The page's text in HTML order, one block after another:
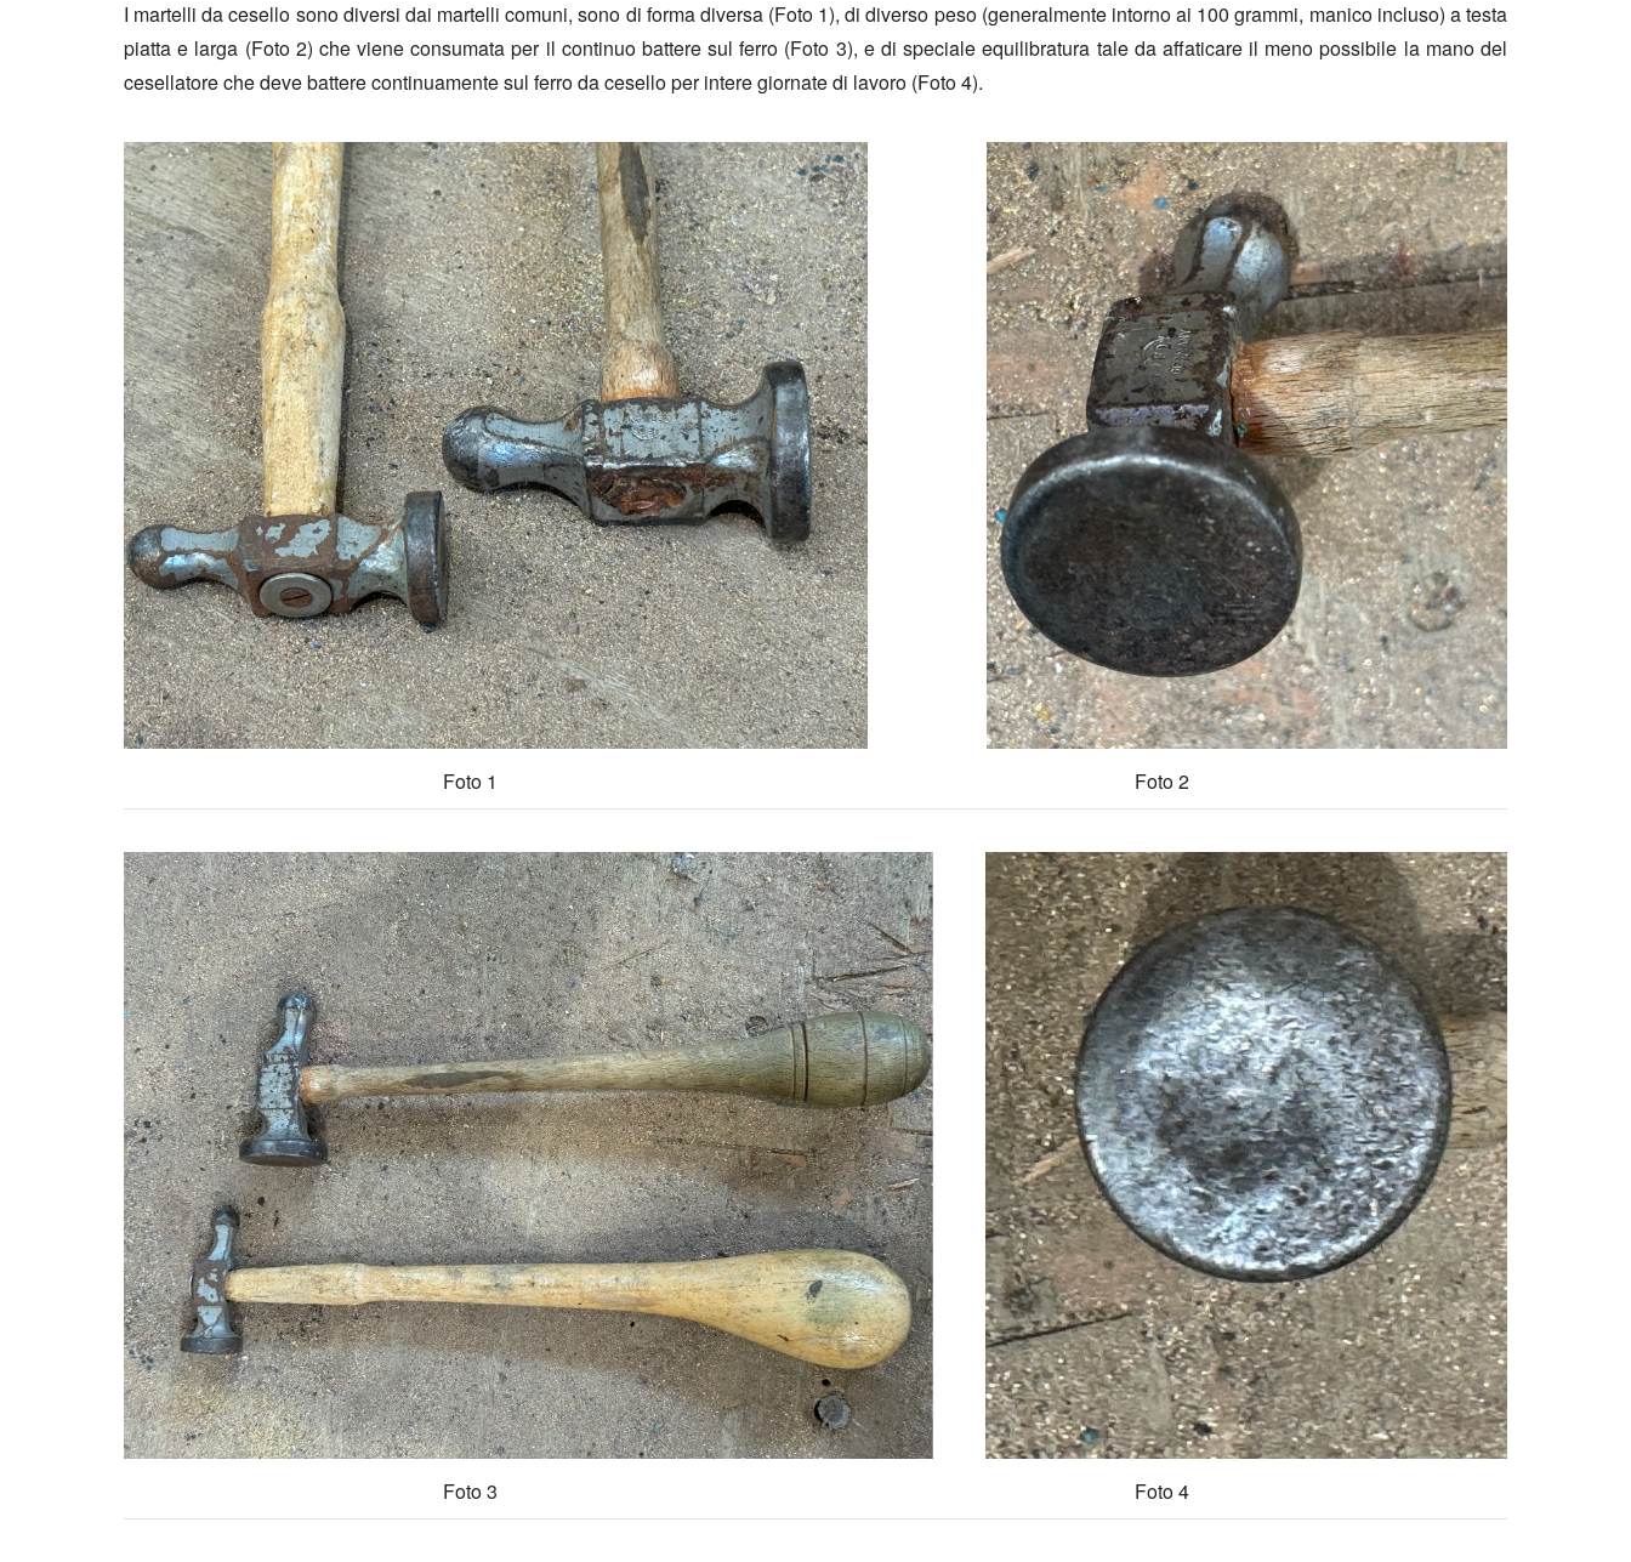
I martelli da cesello sono diversi dai martelli comuni, sono di forma diversa (Foto 1), di diverso peso (generalmente intorno ai 100 grammi, manico incluso) a testa
piatta e larga (Foto 2) che viene consumata per il continuo battere sul ferro (Foto 3), e di speciale equilibratura tale da affaticare il meno possibile la mano del
cesellatore che deve battere continuamente sul ferro da cesello per intere giornate di lavoro (Foto 4).
Foto 1 Foto 2
Foto 3 Foto 4